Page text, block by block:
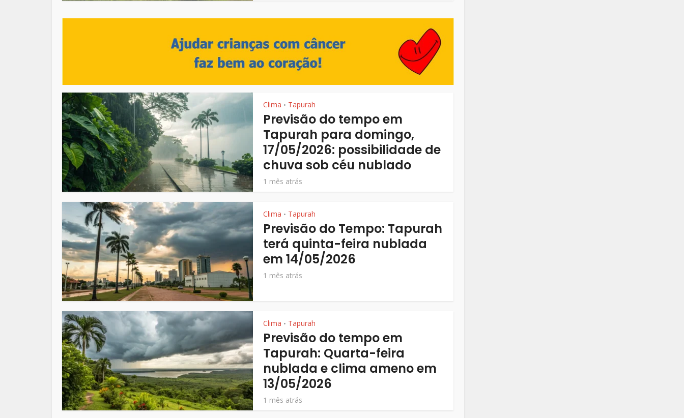
Clima • Tapurah
Previsão do tempo em
Tapurah para domingo,
17/05/2026: possibilidade de
chuva sob céu nublado
1 mês atrás
Clima • Tapurah
Previsão do Tempo: Tapurah
terá quinta-feira nublada
em 14/05/2026
1 mês atrás
Clima • Tapurah
Previsão do tempo em
Tapurah: Quarta-feira
nublada e clima ameno em
13/05/2026
1 mês atrás